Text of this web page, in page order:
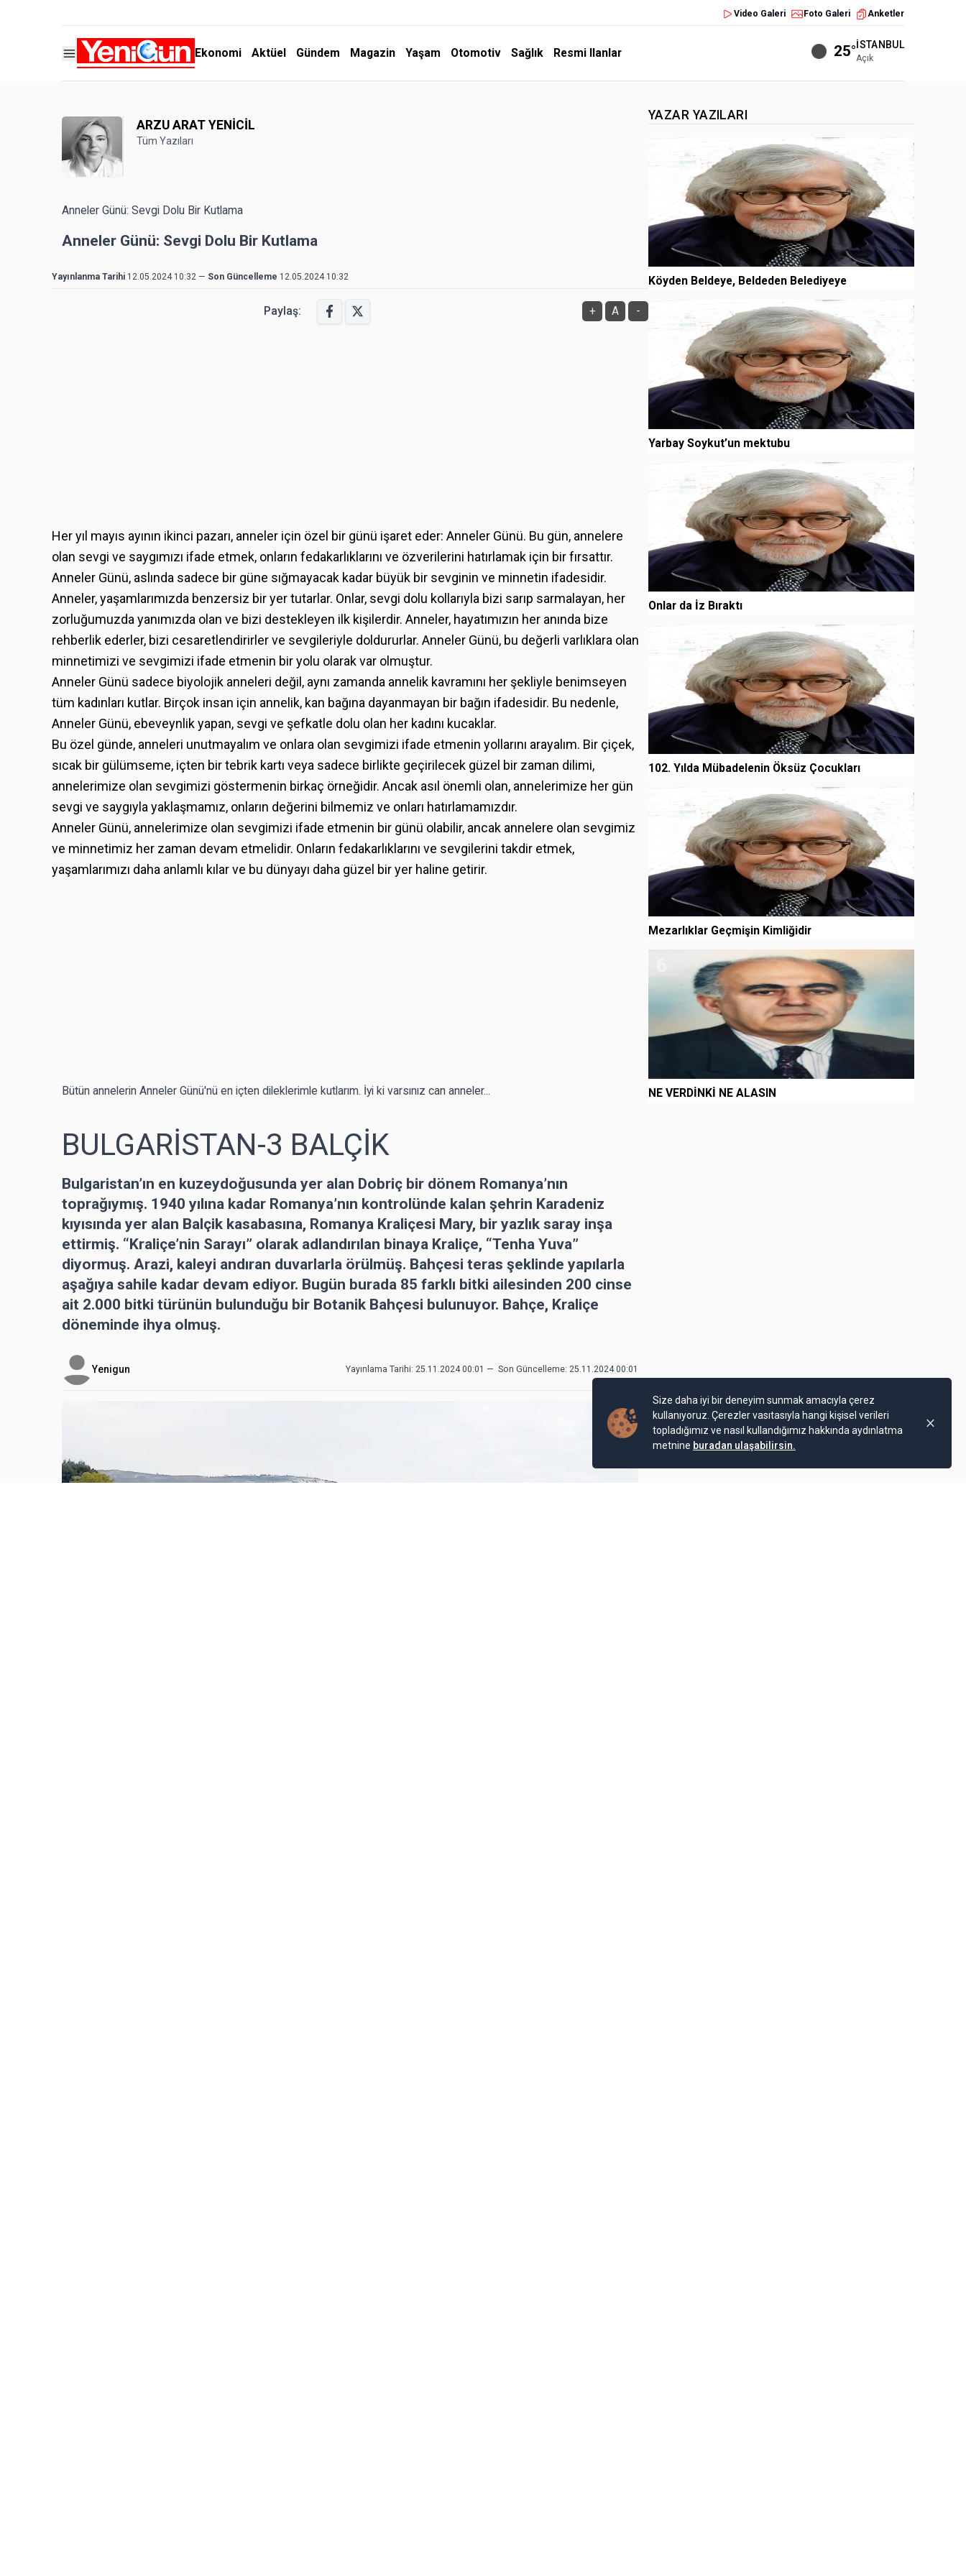
Video Galeri Foto Galeri Anketler
Ekonomi Aktüel Gündem Magazin Yaşam Otomotiv Sağlık Resmi Ilanlar 25°İSTANBUL
Açık
ARZU ARAT YENİCİL
Tüm Yazıları
Anneler Günü: Sevgi Dolu Bir Kutlama
Anneler Günü: Sevgi Dolu Bir Kutlama
Yayınlanma Tarihi 12.05.2024 10:32 — Son Güncelleme 12.05.2024 10:32
Paylaş: + A -
Her yıl mayıs ayının ikinci pazarı, anneler için özel bir günü işaret eder: Anneler Günü. Bu gün, annelere
olan sevgi ve saygımızı ifade etmek, onların fedakarlıklarını ve özverilerini hatırlamak için bir fırsattır.
Anneler Günü, aslında sadece bir güne sığmayacak kadar büyük bir sevginin ve minnetin ifadesidir.
Anneler, yaşamlarımızda benzersiz bir yer tutarlar. Onlar, sevgi dolu kollarıyla bizi sarıp sarmalayan, her
zorluğumuzda yanımızda olan ve bizi destekleyen ilk kişilerdir. Anneler, hayatımızın her anında bize
rehberlik ederler, bizi cesaretlendirirler ve sevgileriyle doldururlar. Anneler Günü, bu değerli varlıklara olan
minnetimizi ve sevgimizi ifade etmenin bir yolu olarak var olmuştur.
Anneler Günü sadece biyolojik anneleri değil, aynı zamanda annelik kavramını her şekliyle benimseyen
tüm kadınları kutlar. Birçok insan için annelik, kan bağına dayanmayan bir bağın ifadesidir. Bu nedenle,
Anneler Günü, ebeveynlik yapan, sevgi ve şefkatle dolu olan her kadını kucaklar.
Bu özel günde, anneleri unutmayalım ve onlara olan sevgimizi ifade etmenin yollarını arayalım. Bir çiçek,
sıcak bir gülümseme, içten bir tebrik kartı veya sadece birlikte geçirilecek güzel bir zaman dilimi,
annelerimize olan sevgimizi göstermenin birkaç örneğidir. Ancak asıl önemli olan, annelerimize her gün
sevgi ve saygıyla yaklaşmamız, onların değerini bilmemiz ve onları hatırlamamızdır.
Anneler Günü, annelerimize olan sevgimizi ifade etmenin bir günü olabilir, ancak annelere olan sevgimiz
ve minnetimiz her zaman devam etmelidir. Onların fedakarlıklarını ve sevgilerini takdir etmek,
yaşamlarımızı daha anlamlı kılar ve bu dünyayı daha güzel bir yer haline getirir.
Bütün annelerin Anneler Günü'nü en içten dileklerimle kutlarım. İyi ki varsınız can anneler...
BULGARİSTAN-3 BALÇİK
Bulgaristan’ın en kuzeydoğusunda yer alan Dobriç bir dönem Romanya’nın
toprağıymış. 1940 yılına kadar Romanya’nın kontrolünde kalan şehrin Karadeniz
kıyısında yer alan Balçik kasabasına, Romanya Kraliçesi Mary, bir yazlık saray inşa
ettirmiş. “Kraliçe’nin Sarayı” olarak adlandırılan binaya Kraliçe, “Tenha Yuva”
diyormuş. Arazi, kaleyi andıran duvarlarla örülmüş. Bahçesi teras şeklinde yapılarla
aşağıya sahile kadar devam ediyor. Bugün burada 85 farklı bitki ailesinden 200 cinse
ait 2.000 bitki türünün bulunduğu bir Botanik Bahçesi bulunuyor. Bahçe, Kraliçe
döneminde ihya olmuş.
Yenigun Yayınlama Tarihi: 25.11.2024 00:01 — Son Güncelleme: 25.11.2024 00:01
YAZAR YAZILARI
Köyden Beldeye, Beldeden Belediyeye
Yarbay Soykut’un mektubu
Onlar da İz Bıraktı
102. Yılda Mübadelenin Öksüz Çocukları
Mezarlıklar Geçmişin Kimliğidir
NE VERDİNKİ NE ALASIN
Size daha iyi bir deneyim sunmak amacıyla çerez
kullanıyoruz. Çerezler vasıtasıyla hangi kişisel verileri
topladığımız ve nasıl kullandığımız hakkında aydınlatma
metnine buradan ulaşabilirsin.